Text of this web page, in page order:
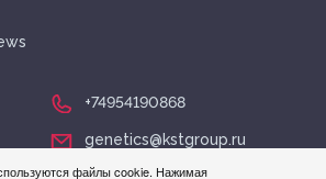
файлы cookie. Нажимая
+74954190868
genetics@kstgroup.ru